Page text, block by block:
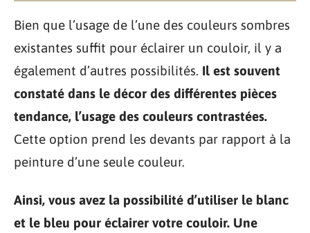
Bien que l’usage de l’une des couleurs sombres
existantes suffit pour éclairer un couloir, il y a
également d’autres possibilités. Il est souvent
constaté dans le décor des différentes pièces
tendance, l’usage des couleurs contrastées.
Cette option prend les devants par rapport à la
peinture d’une seule couleur.
Ainsi, vous avez la possibilité d’utiliser le blanc
et le bleu pour éclairer votre couloir. Une